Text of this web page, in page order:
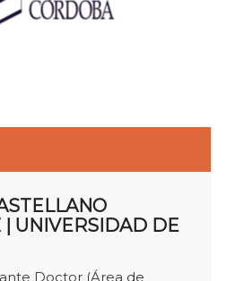
| UNIVERSIDAD DE
Doctor (Área de